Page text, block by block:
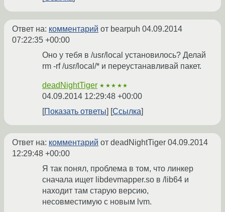
Ответ на: комментарий от bearpuh 04.09.2014
07:22:35 +00:00
Оно у тебя в /usr/local установилось? Делай
rm -rf /usr/local/* и переустанавливай пакет.
deadNightTiger ★★★★★
04.09.2014 12:29:48 +00:00
Показать ответы
Ссылка
Ответ на: комментарий от deadNightTiger 04.09.2014
12:29:48 +00:00
Я так понял, проблема в том, что линкер
сначала ищет libdevmapper.so в /lib64 и
находит там старую версию,
несовместимую с новым lvm.